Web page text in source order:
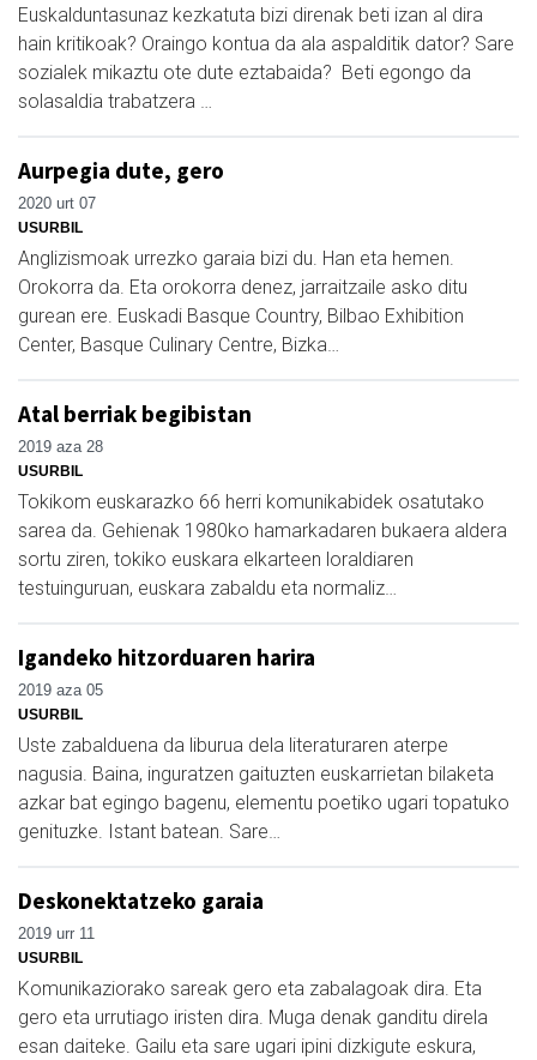
Euskalduntasunaz kezkatuta bizi direnak beti izan al dira
hain kritikoak? Oraingo kontua da ala aspalditik dator? Sare
sozialek mikaztu ote dute eztabaida? Beti egongo da
solasaldia trabatzera …
Aurpegia dute, gero
2020 urt 07
USURBIL
Anglizismoak urrezko garaia bizi du. Han eta hemen.
Orokorra da. Eta orokorra denez, jarraitzaile asko ditu
gurean ere. Euskadi Basque Country, Bilbao Exhibition
Center, Basque Culinary Centre, Bizka…
Atal berriak begibistan
2019 aza 28
USURBIL
Tokikom euskarazko 66 herri komunikabidek osatutako
sarea da. Gehienak 1980ko hamarkadaren bukaera aldera
sortu ziren, tokiko euskara elkarteen loraldiaren
testuinguruan, euskara zabaldu eta normaliz…
Igandeko hitzorduaren harira
2019 aza 05
USURBIL
Uste zabalduena da liburua dela literaturaren aterpe
nagusia. Baina, inguratzen gaituzten euskarrietan bilaketa
azkar bat egingo bagenu, elementu poetiko ugari topatuko
genituzke. Istant batean. Sare…
Deskonektatzeko garaia
2019 urr 11
USURBIL
Komunikaziorako sareak gero eta zabalagoak dira. Eta
gero eta urrutiago iristen dira. Muga denak ganditu direla
esan daiteke. Gailu eta sare ugari ipini dizkigute eskura,